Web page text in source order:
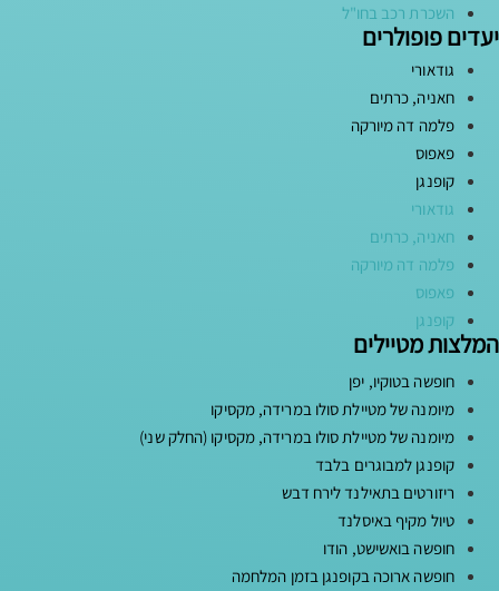
השכרת רכב בחו"ל
יעדים פופולרים
גודאורי
חאניה, כרתים
פלמה דה מיורקה
פאפוס
קופנגן
גודאורי
חאניה, כרתים
פלמה דה מיורקה
פאפוס
קופנגן
המלצות מטיילים
חופשה בטוקיו, יפן
מיומנה של מטיילת סולו במרידה, מקסיקו
מיומנה של מטיילת סולו במרידה, מקסיקו (החלק שני)
קופנגן למבוגרים בלבד
ריזורטים בתאילנד לירח דבש
טיול מקיף באיסלנד
חופשה בואשישט, הודו
חופשה ארוכה בקופנגן בזמן המלחמה